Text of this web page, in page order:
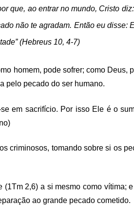
que, ao entrar no mundo, Cristo
não te agradam. Então eu disse:
(Hebreus 10, 4-7)
homem, pode sofrer; como Deus,
pelo pecado do ser humano.
em sacrifício. Por isso Ele é o
criminosos, tomando sobre si os
2,6) a si mesmo como vítima;
ao grande pecado cometido.